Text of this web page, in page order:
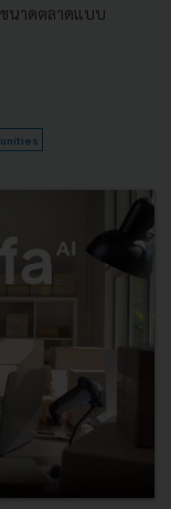
นาดตลาดแบบ